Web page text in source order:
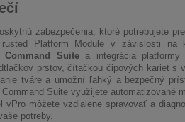
zabezpečenia, ktoré potrebujete
Platform Module v závislosti na
Suitea integrácia platformy
prstov, čítačkou čipových kariet s
tváre a umožní ľahký a bezpečný
Suite využijete automatizované
vPro môžete vzdialene spravovať a
potreby.